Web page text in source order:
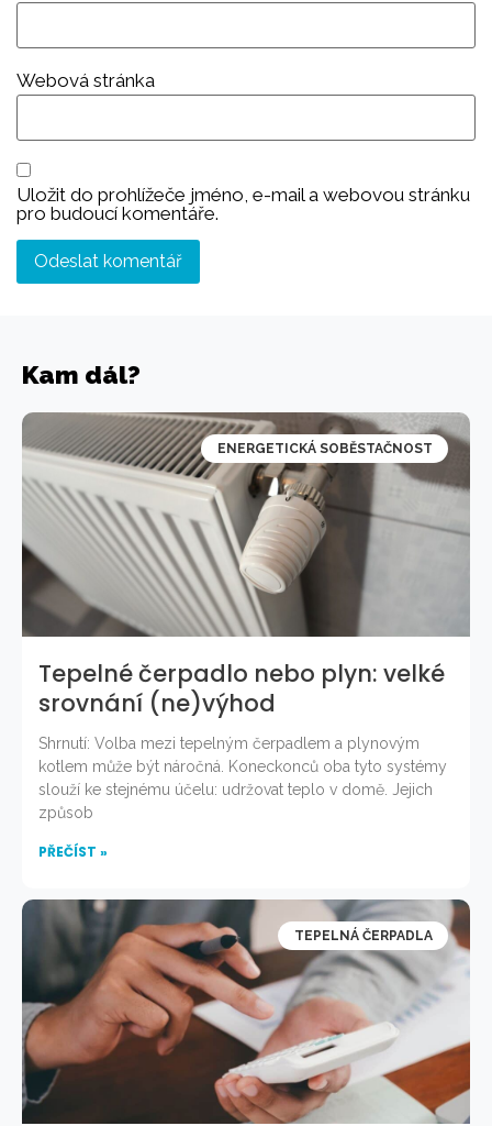
Webová stránka
Uložit do prohlížeče jméno, e-mail a webovou stránku
pro budoucí komentáře.
Kam dál?
ENERGETICKÁ SOBĚSTAČNOST
Tepelné čerpadlo nebo plyn: velké
srovnání (ne)výhod
Shrnutí: Volba mezi tepelným čerpadlem a plynovým
kotlem může být náročná. Koneckonců oba tyto systémy
slouží ke stejnému účelu: udržovat teplo v domě. Jejich
způsob
PŘEČÍST »
TEPELNÁ ČERPADLA